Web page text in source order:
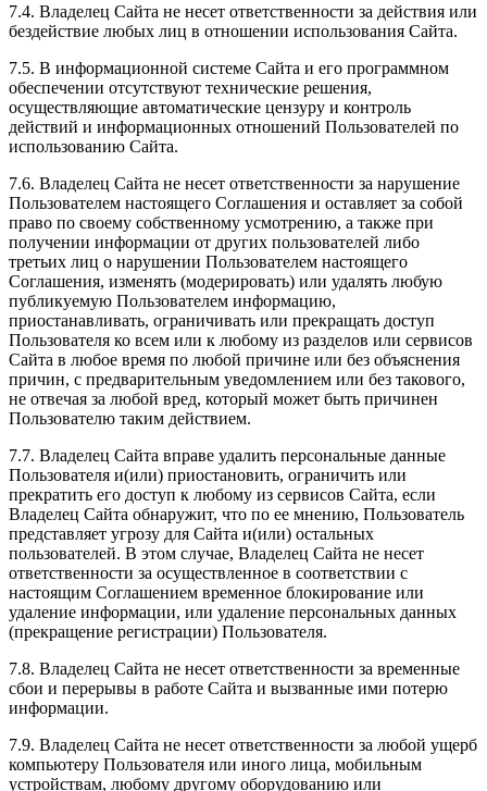
7.4. Владелец Сайта не несет ответственности за действия или
бездействие любых лиц в отношении использования Сайта.
7.5. В информационной системе Сайта и его программном
обеспечении отсутствуют технические решения,
осуществляющие автоматические цензуру и контроль
действий и информационных отношений Пользователей по
использованию Сайта.
7.6. Владелец Сайта не несет ответственности за нарушение
Пользователем настоящего Соглашения и оставляет за собой
право по своему собственному усмотрению, а также при
получении информации от других пользователей либо
третьих лиц о нарушении Пользователем настоящего
Соглашения, изменять (модерировать) или удалять любую
публикуемую Пользователем информацию,
приостанавливать, ограничивать или прекращать доступ
Пользователя ко всем или к любому из разделов или сервисов
Сайта в любое время по любой причине или без объяснения
причин, с предварительным уведомлением или без такового,
не отвечая за любой вред, который может быть причинен
Пользователю таким действием.
7.7. Владелец Сайта вправе удалить персональные данные
Пользователя и(или) приостановить, ограничить или
прекратить его доступ к любому из сервисов Сайта, если
Владелец Сайта обнаружит, что по ее мнению, Пользователь
представляет угрозу для Сайта и(или) остальных
пользователей. В этом случае, Владелец Сайта не несет
ответственности за осуществленное в соответствии с
настоящим Соглашением временное блокирование или
удаление информации, или удаление персональных данных
(прекращение регистрации) Пользователя.
7.8. Владелец Сайта не несет ответственности за временные
сбои и перерывы в работе Сайта и вызванные ими потерю
информации.
7.9. Владелец Сайта не несет ответственности за любой ущерб
компьютеру Пользователя или иного лица, мобильным
устройствам, любому другому оборудованию или